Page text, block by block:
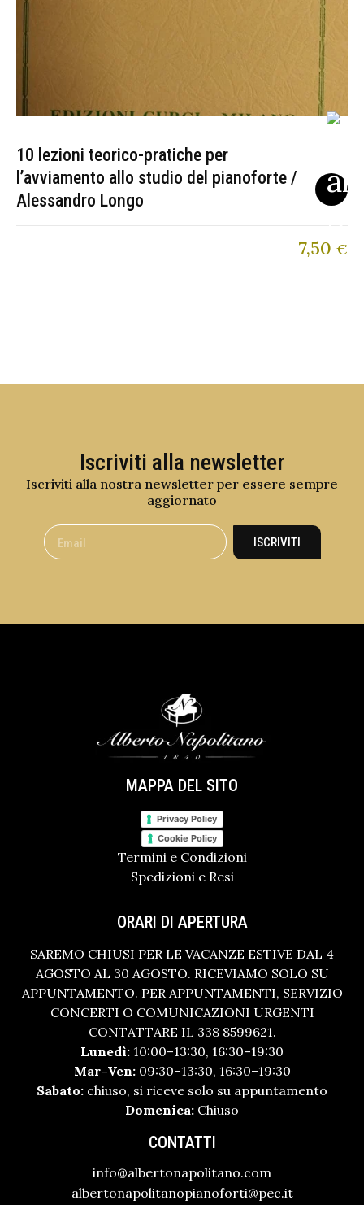
10 lezioni teorico-pratiche per
l’avviamento allo studio del pianoforte /
Alessandro Longo
7,50 €
Iscriviti alla newsletter
Iscriviti alla nostra newsletter per essere sempre
aggiornato
ISCRIVITI
MAPPA DEL SITO
Privacy Policy
Cookie Policy
Termini e Condizioni
Spedizioni e Resi
ORARI DI APERTURA
SAREMO CHIUSI PER LE VACANZE ESTIVE DAL 4
AGOSTO AL 30 AGOSTO. RICEVIAMO SOLO SU
APPUNTAMENTO. PER APPUNTAMENTI, SERVIZIO
CONCERTI O COMUNICAZIONI URGENTI
CONTATTARE IL 338 8599621.
Lunedì: 10:00–13:30, 16:30–19:30
Mar–Ven:09:30–13:30, 16:30–19:30
Sabato: chiuso, si riceve solo su appuntamento
Domenica: Chiuso
CONTATTI
info@albertonapolitano.com
albertonapolitanopianoforti@pec.it